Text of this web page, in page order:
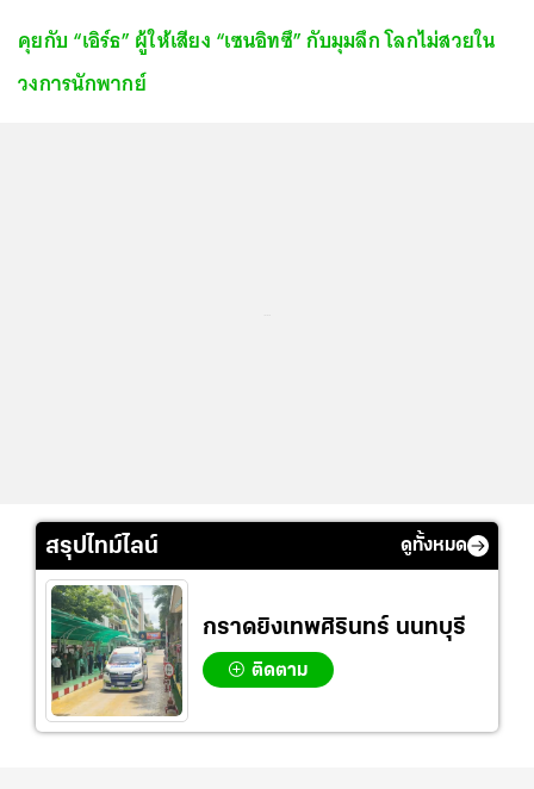
คุยกับ “เอิร์ธ” ผู้ให้เสียง “เซนอิทซึ” กับมุมลึก โลกไม่สวยใน
วงการนักพากย์
สรุปไทม์ไลน์ ดูทั้งหมด
กราดยิงเทพศิรินทร์ นนทบุรี
ติดตาม